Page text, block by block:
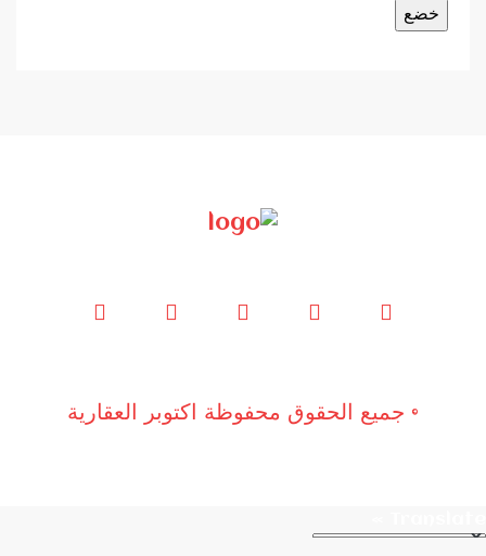
© جميع الحقوق محفوظة اكتوبر العقارية